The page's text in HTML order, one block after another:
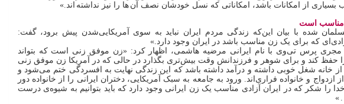
بسیاری از امکانات باشد، امکاناتی که نسل خودشان نصف آن ها را نیز نداشته اند.»
مناسب‌ است
شده با بیان این‌که زندگی مردم ایران نباید به سوی آمریکایی‌شدن پیش برود، گفت:
که برای یک زن مناسب باشد در ایران وجود دارد.»
مجری پرس تی‌وی با نام ایرانی مرضیه هاشمی، اظهار کرد: «زن موفق زنی است که بتواند
را حفظ کند و برای شوهر و فرزندانش وقت بیش‌تری بگذارد در حالی که در آمریکا زن موفق زنی
خانه شغل خوبی داشته و درآمد داشته باشد که این زندگی نهایت به افسردگی ختم می‌شود و
ازدواج و خانواده فراری‌اند. ورود به جامعه به سبک آمریکایی، دختران ایرانی را از خانواده دور
را شکر که در ایران آزادی مناسب یک زن ایرانی وجود دارد که باید بتوانیم به شیوه‌ی درست
.
»